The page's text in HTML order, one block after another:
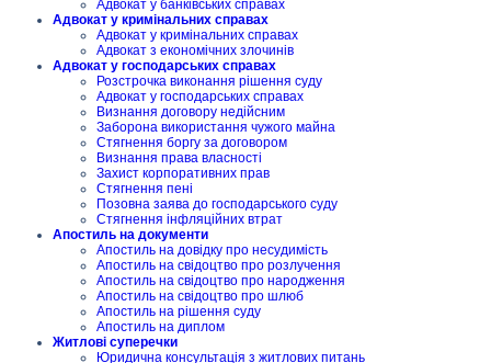
Адвокат у банківських справах
Адвокат у кримінальних справах
Адвокат у кримінальних справах
Адвокат з економічних злочинів
Адвокат у господарських справах
Розстрочка виконання рішення суду
Адвокат у господарських справах
Визнання договору недійсним
Заборона використання чужого майна
Стягнення боргу за договором
Визнання права власності
Захист корпоративних прав
Стягнення пені
Позовна заява до господарського суду
Стягнення інфляційних втрат
Апостиль на документи
Апостиль на довідку про несудимість
Апостиль на свідоцтво про розлучення
Апостиль на свідоцтво про народження
Апостиль на свідоцтво про шлюб
Апостиль на рішення суду
Апостиль на диплом
Житлові суперечки
Юридична консультація з житлових питань